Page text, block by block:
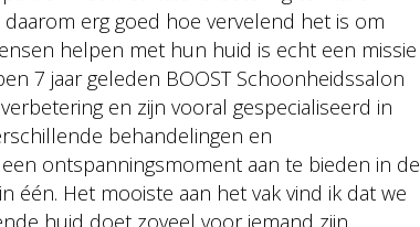
erg goed hoe vervelend het is om
helpen met hun huid is echt een missie
7 jaar geleden BOOST Schoonheidssalon
en zijn vooral gespecialiseerd in
behandelingen en
ontspanningsmoment aan te bieden in de
één. Het mooiste aan het vak vind ik dat we
huid doet zoveel voor iemand zijn